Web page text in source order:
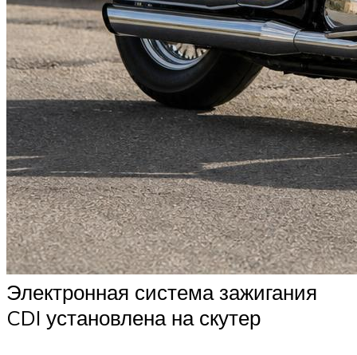
Электронная система зажигания
CDI установлена на скутер